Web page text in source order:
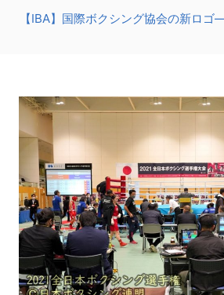
【IBA】国際ボクシング協会の新ロ